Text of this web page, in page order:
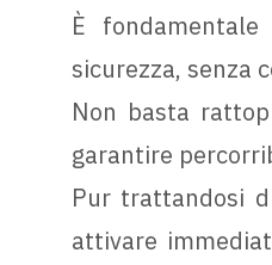
È
sicurezza, senza
Non basta
garantire
Pur trattandosi
attivare